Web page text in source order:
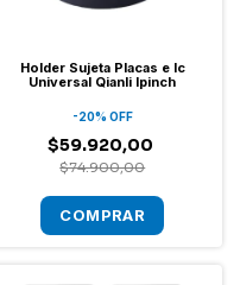
Holder Sujeta Placas e Ic
Universal Qianli Ipinch
-20% OFF
$59.920,00
$74.900,00